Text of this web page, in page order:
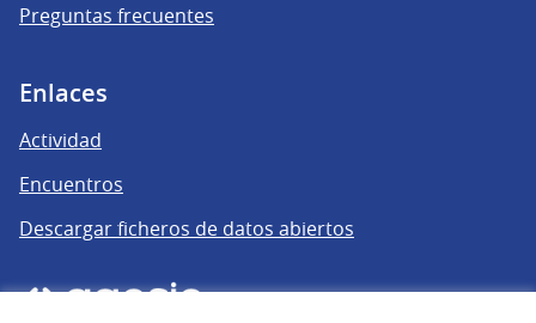
Preguntas frecuentes
Enlaces
Actividad
Encuentros
Descargar ficheros de datos abiertos